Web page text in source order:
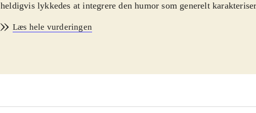
heldigvis lykkedes at integrere den humor som generelt
som rummer mange spændende dueller med mørkets skabninger.
ligesom der også er adgang til at spille et utal af talende
filmene. Under spillet skal der indsamles Lego-sten som kan
Læs hele vurderingen